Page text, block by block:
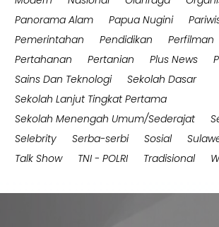
Panorama Alam
Papua Nugini
Pemerintahan
Pendidikan Perfilman
Pertahanan
Pertanian Plus News
Sains Dan Teknologi
Sekolah Dasar
Sekolah Lanjut Tingkat Pertama
Sekolah Menengah Umum/Sederajat
Selebrity
Serba-serbi Sosial
Talk Show
TNI - POLRI Tradisional